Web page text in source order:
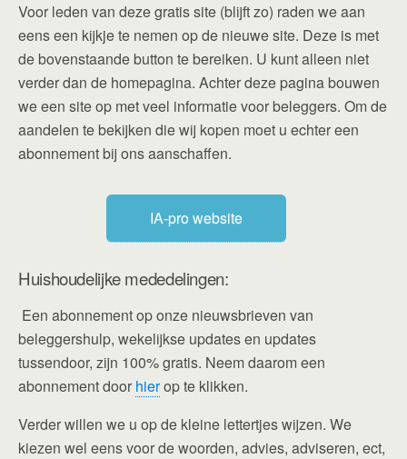
Voor leden van deze gratis site (blijft zo) raden we aan
eens een kijkje te nemen op de nieuwe site. Deze is met
de bovenstaande button te bereiken. U kunt alleen niet
verder dan de homepagina. Achter deze pagina bouwen
we een site op met veel informatie voor beleggers. Om de
aandelen te bekijken die wij kopen moet u echter een
abonnement bij ons aanschaffen.
IA-pro website
Huishoudelijke mededelingen:
Een abonnement op onze nieuwsbrieven van
beleggershulp, wekelijkse updates en updates
tussendoor, zijn 100% gratis. Neem daarom een
abonnement door hierop te klikken.
Verder willen we u op de kleine lettertjes wijzen. We
kiezen wel eens voor de woorden, advies, adviseren, ect,